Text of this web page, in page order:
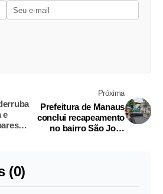
e
Próxima
Prefeitura de Manaus
conclui recapeamento
no bairro São José
(0)